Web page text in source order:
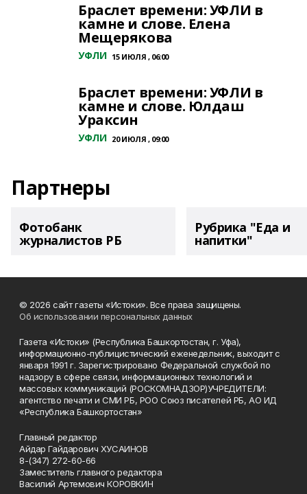
Браслет времени: УФЛИ в
камне и слове. Елена
Мещерякова
УФЛИ 15 ИЮЛЯ , 06:00
Браслет времени: УФЛИ в
камне и слове. Юлдаш
Ураксин
УФЛИ 20 ИЮЛЯ , 09:00
Партнеры
Фотобанк
журналистов РБ
Рубрика "Еда и
напитки"
© 2026 сайт газеты «Истоки». Все права защищены.
Об использовании персональных данных
Газета «Истоки» (Республика Башкортостан, г. Уфа),
информационно-публицистический еженедельник, выходит с
января 1991 г. Зарегистрировано Федеральной службой по
надзору в сфере связи, информационных технологий и
массовых коммуникаций (РОСКОМНАДЗОР)УЧРЕДИТЕЛИ:
агентство печати и СМИ РБ, РОО Союз писателей РБ, АО ИД
«Республика Башкортостан»
Главный редактор
Айдар Гайдарович ХУСАИНОВ
8-(347) 272-60-66
Заместитель главного редактора
Василий Артемович КОРОВКИН